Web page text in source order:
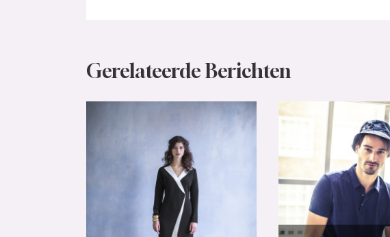
Gerelateerde Berichten